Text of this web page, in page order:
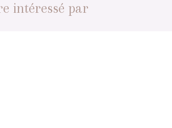
intéressé par